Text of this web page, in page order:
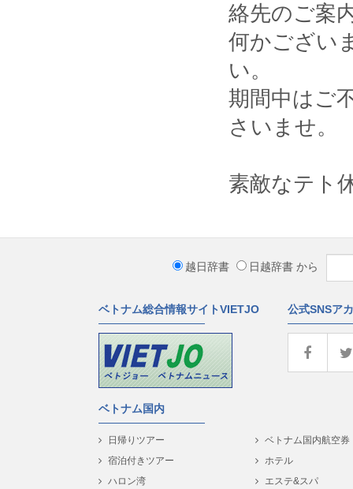
絡先のご案
何かござい
い。
期間中はご
さいませ。
素敵なテト
越日辞書 日越辞書 から
ベトナム総合情報サイトVIETJO 公式SNSア
ベトナム国内
日帰りツアー
宿泊付きツアー
ハロン湾
ベトナム国内航空券
ホテル
エステ&スパ